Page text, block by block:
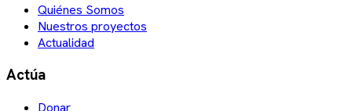
Quiénes Somos
Nuestros proyectos
Actualidad
Actúa
Donar